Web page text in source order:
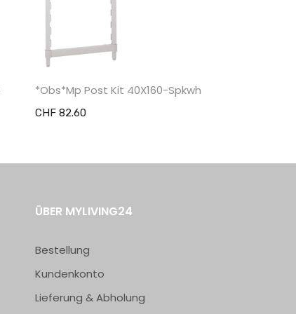
*Obs*Mp Post Kit 40X160-Spkwh
CHF 82.60
ÜBER MYLIVING24
Bestellung
Kundenkonto
Lieferung & Abholung